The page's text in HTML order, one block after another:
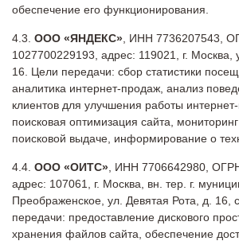
обеспечение его функционирования.
ООО «ЯНДЕКС» , ИНН 7736207543,
1027700229193, адрес: 119021, г. Москва,
16. Цели передачи: сбор статистики
аналитика интернет-продаж, анализ
клиентов для улучшения работы интернет-
поисковая оптимизация сайта,
поисковой выдаче, информирование о
ООО «ОИТС» , ИНН 7706642980,
адрес: 107061, г. Москва, вн. тер. г.
Преображенское, ул. Девятая Рота, д. 16,
передачи: предоставление дискового
хранения файлов сайта, обеспечение